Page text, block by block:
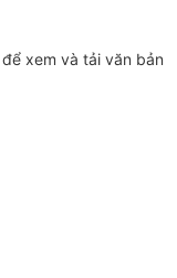
để xem và tải văn bản